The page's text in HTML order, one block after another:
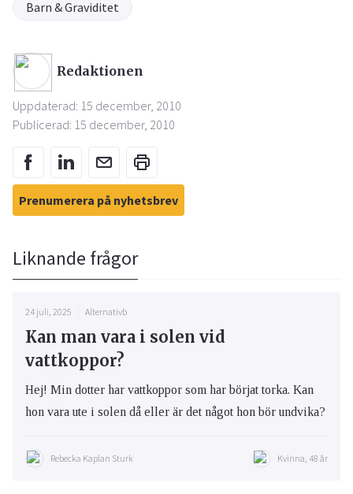
Barn & Graviditet
Redaktionen
Uppdaterad: 15 december, 2010
Publicerad: 15 december, 2010
Prenumerera på nyhetsbrev
Liknande frågor
24 juli, 2025 Alternativb
Kan man vara i solen vid
vattkoppor?
Hej! Min dotter har vattkoppor som har börjat torka. Kan
hon vara ute i solen då eller är det något hon bör undvika?
Rebecka Kaplan Sturk Kvinna, 48 år